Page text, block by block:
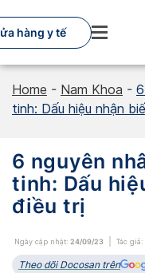
to
content
hàng y tế
Home - Nam Khoa -
tinh: Dấu hiệu nhận
6 nguyên
tinh: Dấu
điều trị
Ngày cập nhật: 24/09/23 Tác giả:
Theo dõi Docosan trên